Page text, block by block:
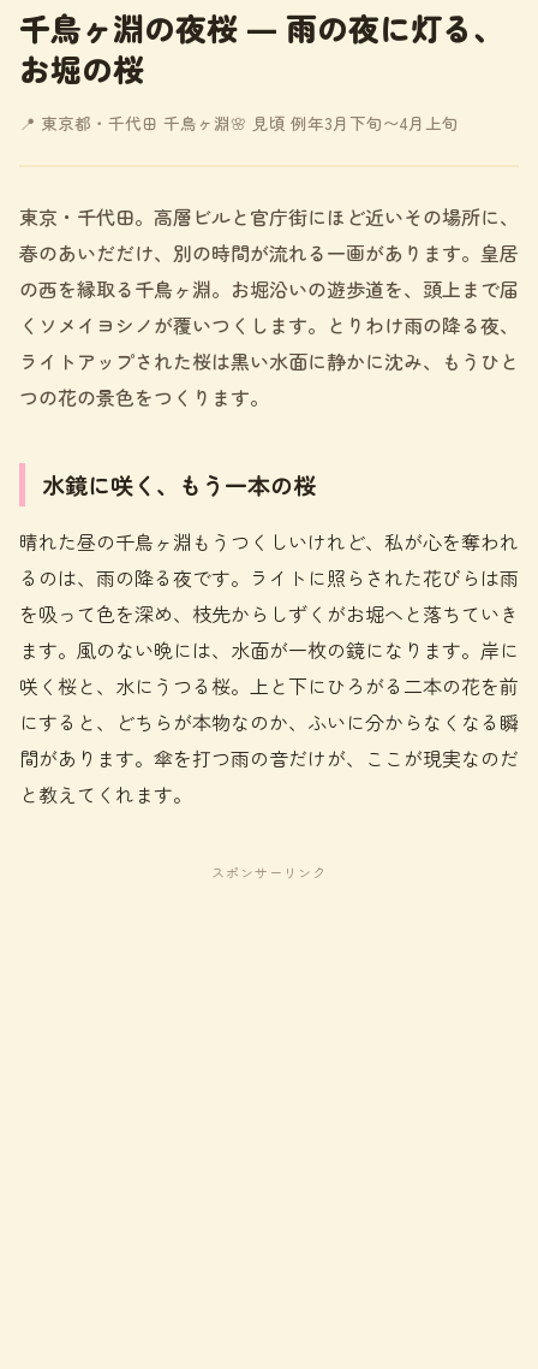
千鳥ヶ淵の夜桜 ― 雨の夜に灯る、
お堀の桜
📍 東京都・千代田 千鳥ヶ淵🌸 見頃 例年3月下旬〜4月上旬
東京・千代田。高層ビルと官庁街にほど近いその場所に、
春のあいだだけ、別の時間が流れる一画があります。皇居
の西を縁取る千鳥ヶ淵。お堀沿いの遊歩道を、頭上まで届
くソメイヨシノが覆いつくします。とりわけ雨の降る夜、
ライトアップされた桜は黒い水面に静かに沈み、もうひと
つの花の景色をつくります。
水鏡に咲く、もう一本の桜
晴れた昼の千鳥ヶ淵もうつくしいけれど、私が心を奪われ
るのは、雨の降る夜です。ライトに照らされた花びらは雨
を吸って色を深め、枝先からしずくがお堀へと落ちていき
ます。風のない晩には、水面が一枚の鏡になります。岸に
咲く桜と、水にうつる桜。上と下にひろがる二本の花を前
にすると、どちらが本物なのか、ふいに分からなくなる瞬
間があります。傘を打つ雨の音だけが、ここが現実なのだ
と教えてくれます。
スポンサーリンク